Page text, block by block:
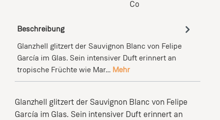
Co
Beschreibung
Glanzhell glitzert der Sauvignon Blanc von Felipe
García im Glas. Sein intensiver Duft erinnert an
tropische Früchte wie Mar… Mehr
Glanzhell glitzert der Sauvignon Blanc von Felipe
García im Glas. Sein intensiver Duft erinnert an